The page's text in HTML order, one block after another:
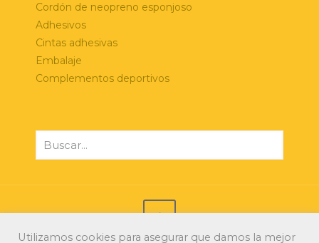
Cordón de neopreno esponjoso
Adhesivos
Cintas adhesivas
Embalaje
Complementos deportivos
Utilizamos cookies para asegurar que damos la mejor